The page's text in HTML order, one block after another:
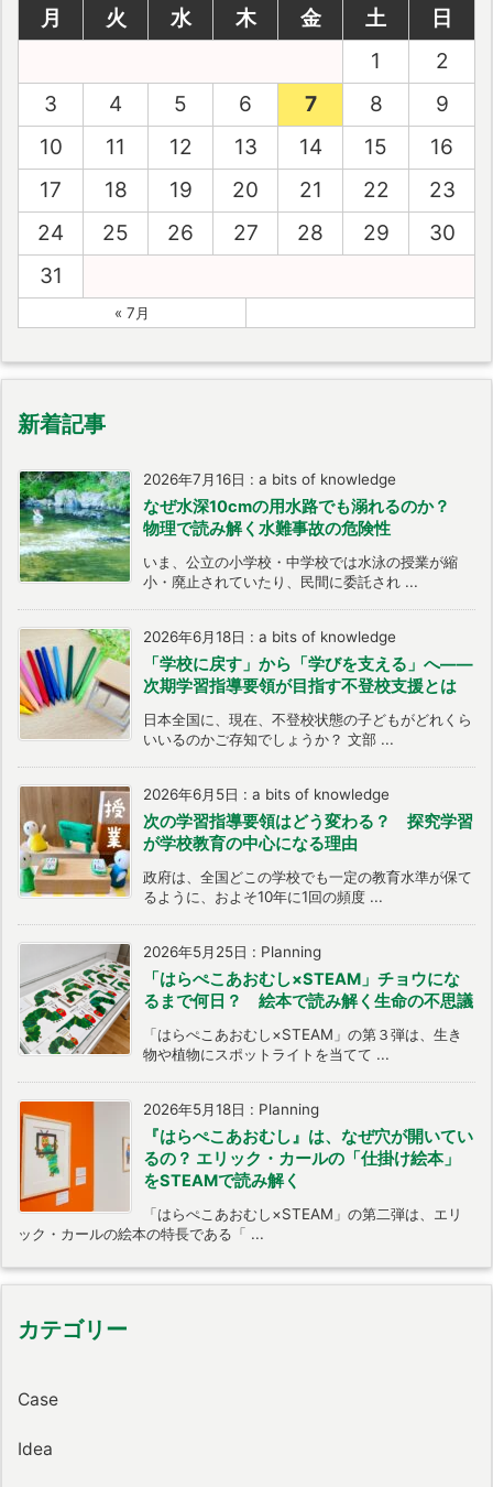
月
火 水 木 金 土
日
1
2
3
4 5 6 7 8
9
10
11 12 13 14 15
16
17
18 19 20 21 22
23
24
25 26 27 28 29
30
31
« 7月
新着記事
2026年7月16日 : a bits of knowledge
なぜ水深10cmの用水路でも溺れるのか？
物理で読み解く水難事故の危険性
いま、公立の小学校・中学校では水泳の授業が縮
小・廃止されていたり、民間に委託され ...
2026年6月18日 : a bits of knowledge
「学校に戻す」から「学びを支える」へ――
次期学習指導要領が目指す不登校支援とは
日本全国に、現在、不登校状態の子どもがどれくら
いいるのかご存知でしょうか？ 文部 ...
2026年6月5日 : a bits of knowledge
次の学習指導要領はどう変わる？ 探究学習
が学校教育の中心になる理由
政府は、全国どこの学校でも一定の教育水準が保て
るように、およそ10年に1回の頻度 ...
2026年5月25日 : Planning
「はらぺこあおむし×STEAM」チョウにな
るまで何日？ 絵本で読み解く生命の不思議
「はらぺこあおむし×STEAM」の第３弾は、生き
物や植物にスポットライトを当てて ...
2026年5月18日 : Planning
『はらぺこあおむし』は、なぜ穴が開いてい
るの？ エリック・カールの「仕掛け絵本」
をSTEAMで読み解く
「はらぺこあおむし×STEAM」の第二弾は、エリ
ック・カールの絵本の特長である「 ...
カテゴリー
Case
Idea